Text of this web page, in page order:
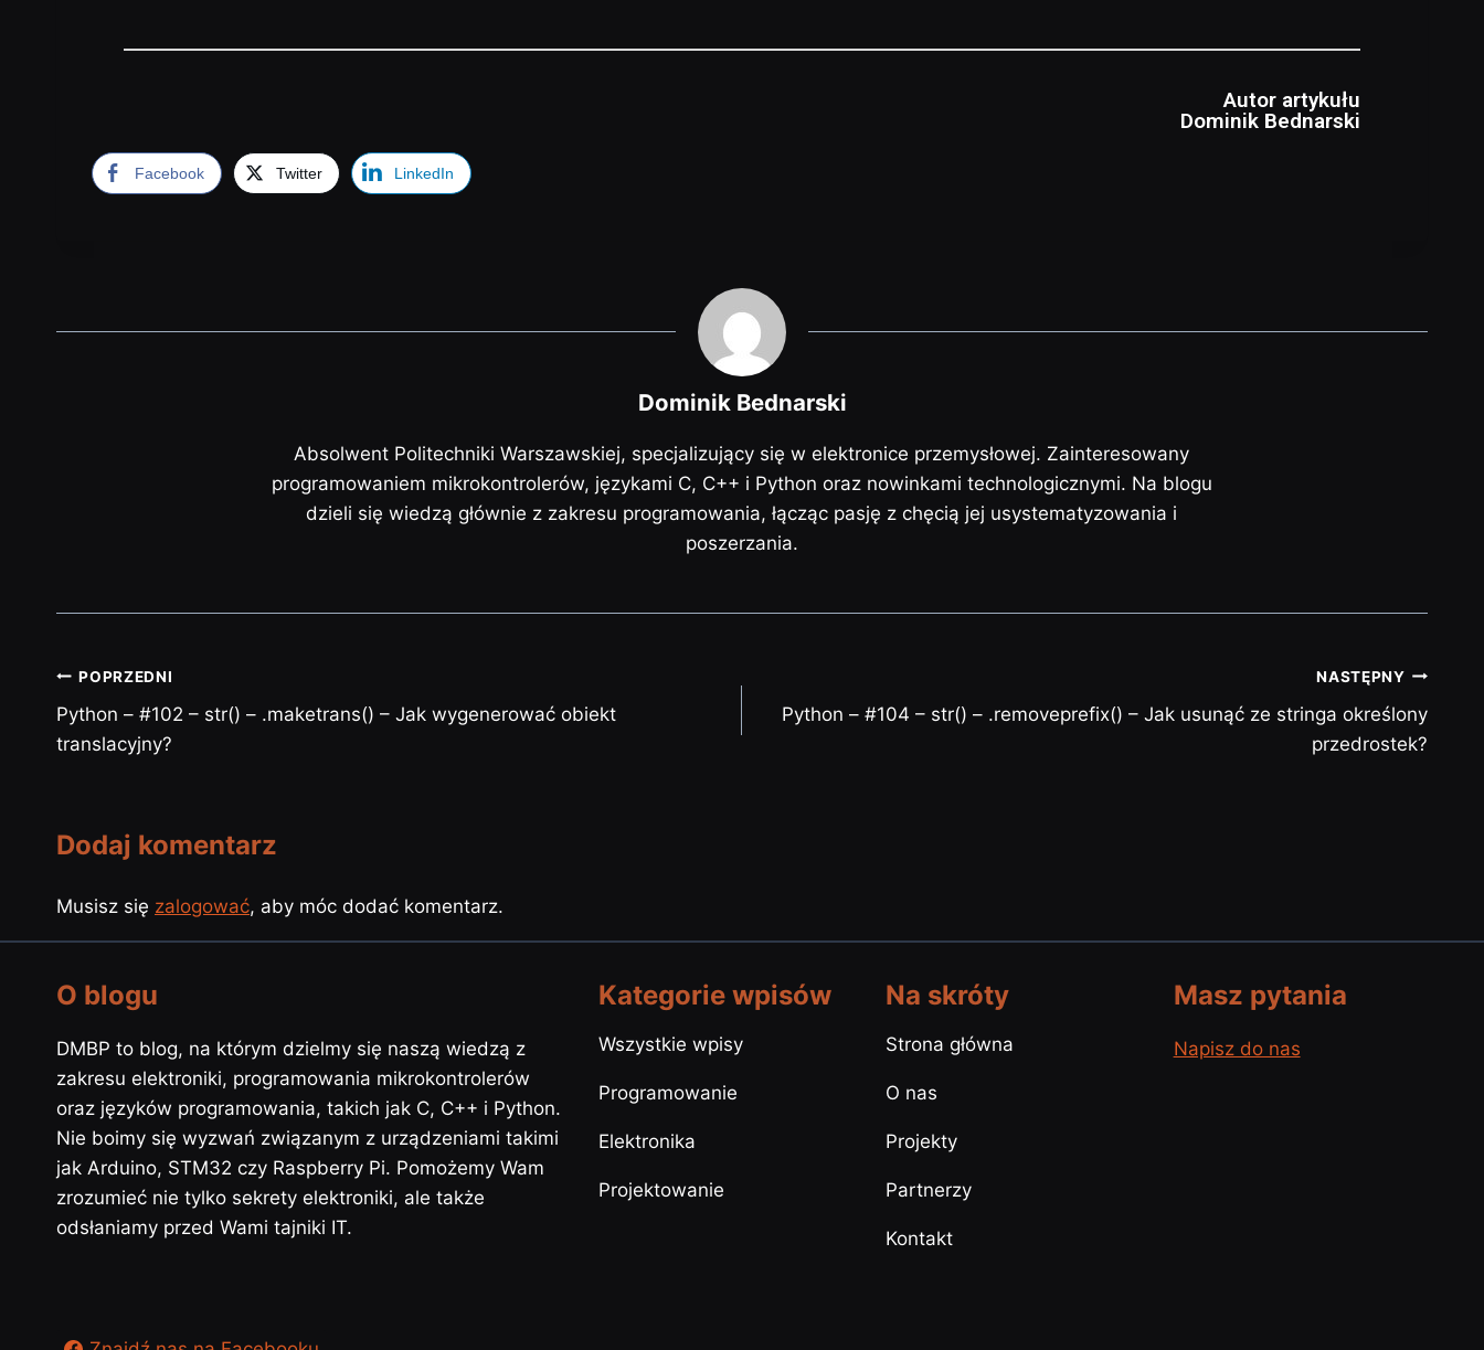
Autor artykułu
Dominik Bednarski
Facebook Twitter LinkedIn
Dominik Bednarski
Absolwent Politechniki Warszawskiej, specjalizujący się w elektronice przemysłowej. Zainteresowany
programowaniem mikrokontrolerów, językami C, C++ i Python oraz nowinkami technologicznymi. Na blogu
dzieli się wiedzą głównie z zakresu programowania, łącząc pasję z chęcią jej usystematyzowania i
poszerzania.
POPRZEDNI
Python – #102 – str() – .maketrans() – Jak wygenerować obiekt
translacyjny?
NASTĘPNY
Python – #104 – str() – .removeprefix() – Jak usunąć ze stringa określony
przedrostek?
Dodaj komentarz
Musisz się zalogować, aby móc dodać komentarz.
O blogu
DMBP to blog, na którym dzielmy się naszą wiedzą z
zakresu elektroniki, programowania mikrokontrolerów
oraz języków programowania, takich jak C, C++ i Python.
Nie boimy się wyzwań związanym z urządzeniami takimi
jak Arduino, STM32 czy Raspberry Pi. Pomożemy Wam
zrozumieć nie tylko sekrety elektroniki, ale także
odsłaniamy przed Wami tajniki IT.
Kategorie wpisów
Wszystkie wpisy
Programowanie
Elektronika
Projektowanie
Na skróty
Strona główna
O nas
Projekty
Partnerzy
Kontakt
Masz pytania
Napisz do nas